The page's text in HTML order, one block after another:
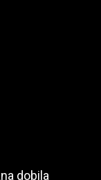
dobila